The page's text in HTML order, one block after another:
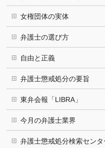
女権団体の実体
弁護士の選び方
自由と正義
弁護士懲戒処分の要旨
東弁会報「LIBRA」
今月の弁護士業界
弁護士懲戒処分検索センタ